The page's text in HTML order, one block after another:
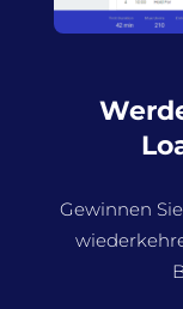
Gewinnen